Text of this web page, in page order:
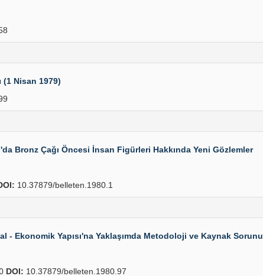
Nisan 1979)
Bronz Çağı Öncesi İnsan Figürleri Hakkında Yeni Gözlemler
10.37879/belleten.1980.1
Ekonomik Yapısı'na Yaklaşımda Metodoloji ve Kaynak Sorunu
DOI: 10.37879/belleten.1980.97